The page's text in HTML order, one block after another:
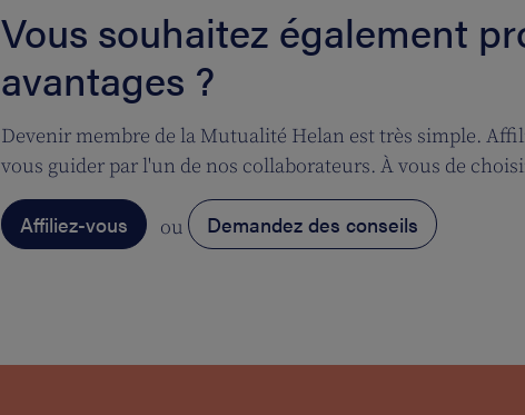
Vous souhaitez également
avantages ?
Devenir membre de la Mutualité Helan est très simple.
vous guider par l'un de nos collaborateurs. À vous de
Affiliez-vous ou Demandez des conseils